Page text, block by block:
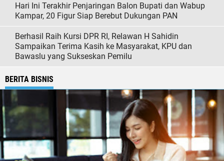
Hari Ini Terakhir Penjaringan Balon Bupati dan Wabup
Kampar, 20 Figur Siap Berebut Dukungan PAN
Berhasil Raih Kursi DPR RI, Relawan H Sahidin
Sampaikan Terima Kasih ke Masyarakat, KPU dan
Bawaslu yang Sukseskan Pemilu
BERITA BISNIS